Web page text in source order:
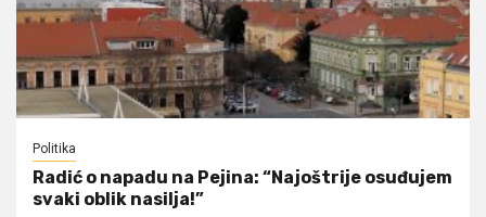
Politika
Radić o napadu na Pejina: “Najoštrije osuđujem
svaki oblik nasilja!”